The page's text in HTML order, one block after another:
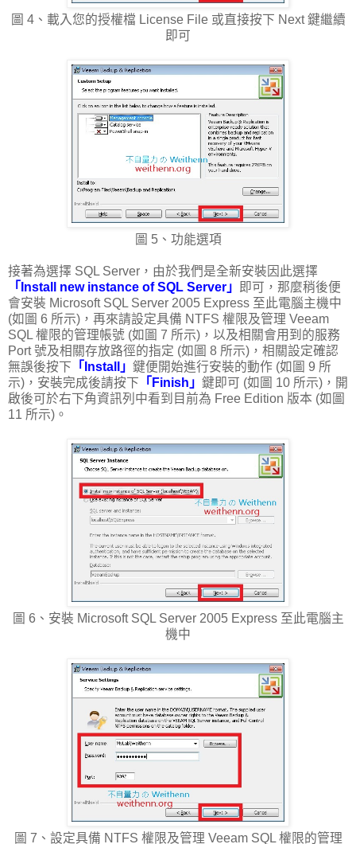
圖 4、載入您的授權檔 License File 或直接按下 Next 鍵繼續
即可
圖 5、功能選項
接著為選擇 SQL Server，由於我們是全新安裝因此選擇
「Install new instance of SQL Server」
即可，那麼稍後便
會安裝 Microsoft SQL Server 2005 Express 至此電腦主機中
(如圖 6 所示)，再來請設定具備 NTFS 權限及管理 Veeam
SQL 權限的管理帳號 (如圖 7 所示)，以及相關會用到的服務
Port 號及相關存放路徑的指定 (如圖 8 所示)，相關設定確認
無誤後按下 「Install」 鍵便開始進行安裝的動作 (如圖 9 所
示)，安裝完成後請按下 「Finish」 鍵即可 (如圖 10 所示)，開
啟後可於右下角資訊列中看到目前為 Free Edition 版本 (如圖
11 所示)。
圖 6、安裝 Microsoft SQL Server 2005 Express 至此電腦主
機中
圖 7、設定具備 NTFS 權限及管理 Veeam SQL 權限的管理